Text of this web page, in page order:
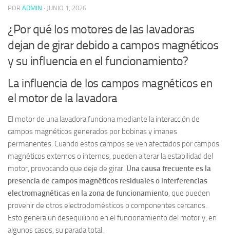
POR ADMIN · JUNIO 1, 2026
¿Por qué los motores de las lavadoras
dejan de girar debido a campos magnéticos
y su influencia en el funcionamiento?
La influencia de los campos magnéticos en
el motor de la lavadora
El motor de una lavadora funciona mediante la interacción de
campos magnéticos generados por bobinas y imanes
permanentes. Cuando estos campos se ven afectados por campos
magnéticos externos o internos, pueden alterar la estabilidad del
motor, provocando que deje de girar. Una causa frecuente es la
presencia de campos magnéticos residuales o interferencias
electromagnéticas en la zona de funcionamiento, que pueden
provenir de otros electrodomésticos o componentes cercanos.
Esto genera un desequilibrio en el funcionamiento del motor y, en
algunos casos, su parada total.